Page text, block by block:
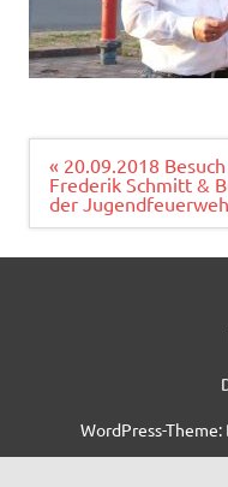
Beitragsnavigation
« 20.09.2018
Frederik Schmitt &
der
WordPress-